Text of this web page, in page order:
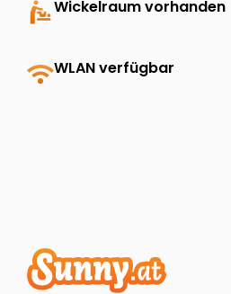
baby_changing_stationWickelraum vorhanden
wifiWLAN verfügbar